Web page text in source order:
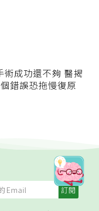
術成功還不夠 醫揭
錯誤恐拖慢復原